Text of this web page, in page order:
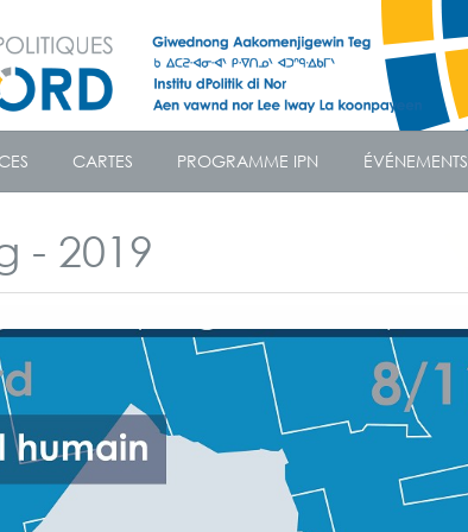
CARTES PROGRAMME IPN ÉVÉNEMENTS
- 2019